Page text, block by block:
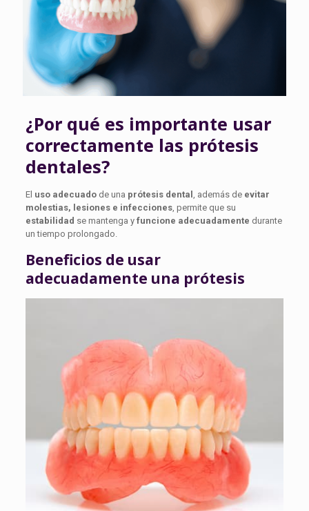
¿Por qué es importante usar
correctamente las prótesis
dentales?
El uso adecuadode una prótesis dental , además de evitar
molestias, lesiones e infecciones, permite que su
estabilidad se mantenga y funcione adecuadamente durante
un tiempo prolongado.
Beneficios de usar
adecuadamente una prótesis